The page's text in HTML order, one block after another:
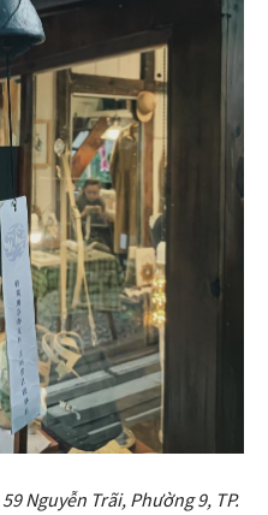
59 Nguyễn Trãi, Phường 9, TP.